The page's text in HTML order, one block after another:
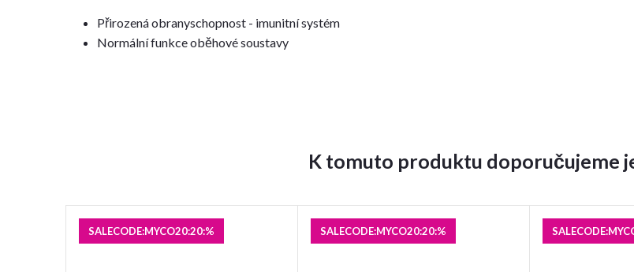
Přirozená obranyschopnost - imunitní systém
Normální funkce oběhové soustavy
K tomuto produktu doporučujeme
SALECODE:MYCO20:20:% SALECODE:MYCO20:20:%